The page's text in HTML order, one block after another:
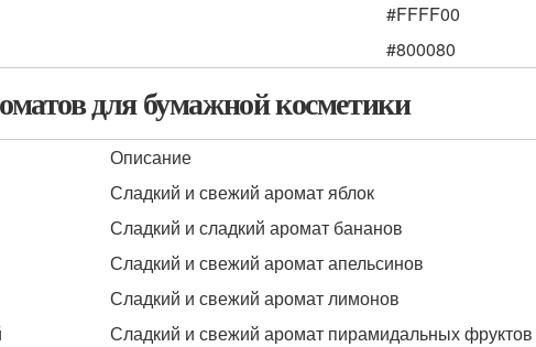
#FFFF00
#800080
для бумажной косметики
Описание
Сладкий и свежий аромат яблок
Сладкий и сладкий аромат бананов
Сладкий и свежий аромат апельсинов
Сладкий и свежий аромат лимонов
Сладкий и свежий аромат пирамидальных фруктов